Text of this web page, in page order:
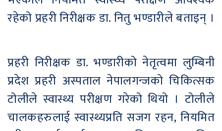
रहेको प्रहरी निरीक्षक डा. नितु भण्डारीले बताइन् ।
प्रहरी निरीक्षक डा. भण्डारीको नेतृत्वमा लुम्बिनी
प्रदेश प्रहरी अस्पताल नेपालगन्जको चिकित्सक
टोलीले स्वास्थ्य परीक्षण गरेको थियो । टोलीले
चालकहरुलाई स्वास्थ्यप्रति सजग रहन, नियमित